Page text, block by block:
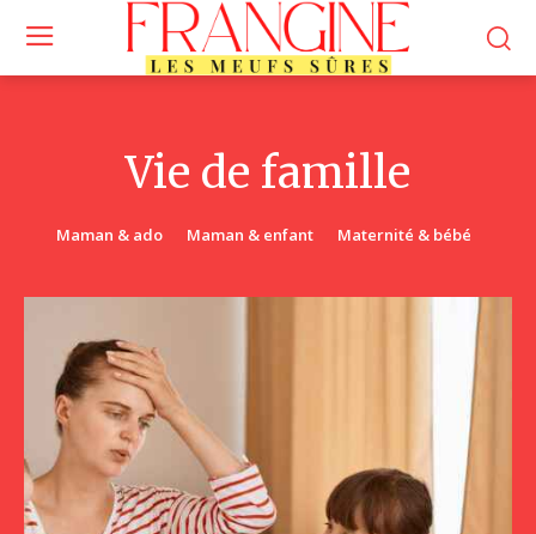
Vie de famille
Maman & ado Maman & enfant Maternité & bébé